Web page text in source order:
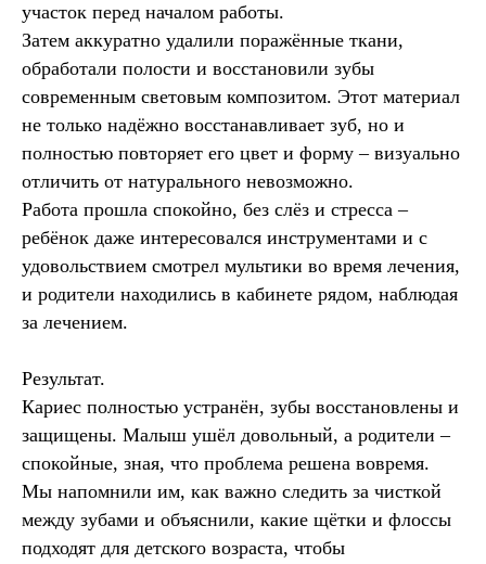
участок перед началом работы.
Затем аккуратно удалили поражённые ткани,
обработали полости и восстановили зубы
современным световым композитом. Этот материал
не только надёжно восстанавливает зуб, но и
полностью повторяет его цвет и форму – визуально
отличить от натурального невозможно.
Работа прошла спокойно, без слёз и стресса –
ребёнок даже интересовался инструментами и с
удовольствием смотрел мультики во время лечения,
и родители находились в кабинете рядом, наблюдая
за лечением.
Результат.
Кариес полностью устранён, зубы восстановлены и
защищены. Малыш ушёл довольный, а родители –
спокойные, зная, что проблема решена вовремя.
Мы напомнили им, как важно следить за чисткой
между зубами и объяснили, какие щётки и флоссы
подходят для детского возраста, чтобы